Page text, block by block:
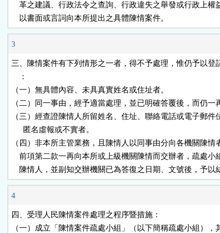
革之建議、行政法令之查詢、行政違失之舉發或行政上權
    以書面或言詞向本所提出之具體陳情案件。
3
三、陳情案件有下列情形之一者，得不予處理，惟仍予以登
    ：
（一）無具體內容、未具真實姓名或住址者。
（二）同一事由，經予適當處理，並已明確答覆後，而仍一
（三）經查證陳情人所留姓名、住址、聯絡電話或電子郵件
      匿名虛報或不實者。
（四）非本所主管業務，且陳情人以同事由分向各機關陳情
前項第二款一再向本所或上級機關陳情而交辦者，疏處小
陳情人，並副知交辦機關已為答復之日期、文號後，予以
4
四、受理人民陳情案件處理之程序暨措施：
（一）成立「陳情案件疏處小組」（以下簡稱疏處小組），